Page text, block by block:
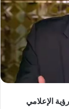
الإعلامي